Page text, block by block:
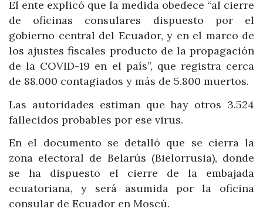
El ente explicó que la medida obedece “al cierre
de oficinas consulares dispuesto por el
gobierno central del Ecuador, y en el marco de
los ajustes fiscales producto de la propagación
de la COVID-19 en el país”, que registra cerca
de 88.000 contagiados y más de 5.800 muertos.
Las autoridades estiman que hay otros 3.524
fallecidos probables por ese virus.
En el documento se detalló que se cierra la
zona electoral de Belarús (Bielorrusia), donde
se ha dispuesto el cierre de la embajada
ecuatoriana, y será asumida por la oficina
consular de Ecuador en Moscú.